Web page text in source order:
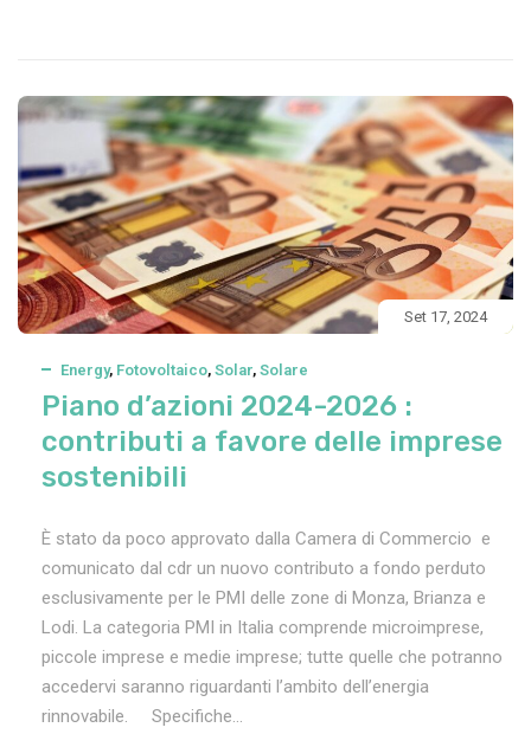
Set 17, 2024
Energy, Fotovoltaico, Solar, Solare
Piano d’azioni 2024-2026 :
contributi a favore delle imprese
sostenibili
È stato da poco approvato dalla Camera di Commercio e
comunicato dal cdr un nuovo contributo a fondo perduto
esclusivamente per le PMI delle zone di Monza, Brianza e
Lodi. La categoria PMI in Italia comprende microimprese,
piccole imprese e medie imprese; tutte quelle che potranno
accedervi saranno riguardanti l’ambito dell’energia
rinnovabile. Specifiche...